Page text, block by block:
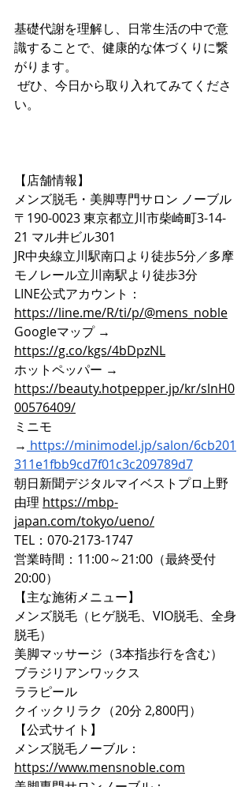
基礎代謝を理解し、日常生活の中で意
識することで、健康的な体づくりに繋
がります。
ぜひ、今日から取り入れてみてくださ
い。
【店舗情報】
メンズ脱毛・美脚専門サロン ノーブル
〒190-0023 東京都立川市柴崎町3-14-
21 マル井ビル301
JR中央線立川駅南口より徒歩5分／多摩
モノレール立川南駅より徒歩3分
LINE公式アカウント：
https://line.me/R/ti/p/@mens_noble
Googleマップ →
https://g.co/kgs/4bDpzNL
ホットペッパー →
https://beauty.hotpepper.jp/kr/slnH0
00576409/
ミニモ
→ https://minimodel.jp/salon/6cb201
311e1fbb9cd7f01c3c209789d7
朝日新聞デジタルマイベストプロ上野
由理 https://mbp-
japan.com/tokyo/ueno/
TEL：070-2173-1747
営業時間：11:00～21:00（最終受付
20:00）
【主な施術メニュー】
メンズ脱毛（ヒゲ脱毛、VIO脱毛、全身
脱毛）
美脚マッサージ（3本指歩行を含む）
ブラジリアンワックス
ララピール
クイックリラク（20分 2,800円）
【公式サイト】
メンズ脱毛ノーブル：
https://www.mensnoble.com